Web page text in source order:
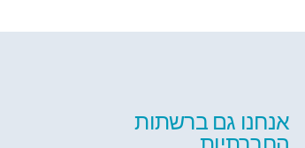
אנחנו גם ברשתות